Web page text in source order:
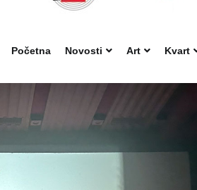
Početna
Novosti Art Kvart